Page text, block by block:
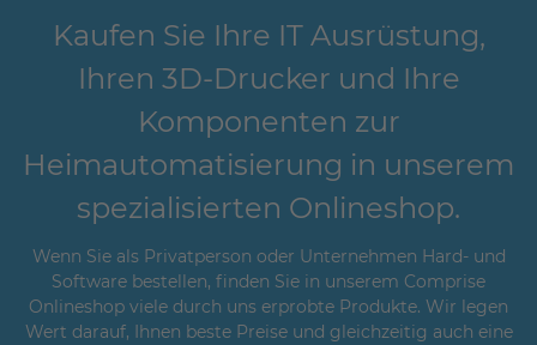
Kaufen Sie Ihre IT Ausrüstung,
Ihren 3D-Drucker und Ihre
Komponenten zur
Heimautomatisierung in unserem
spezialisierten Onlineshop.
Wenn Sie als Privatperson oder Unternehmen Hard- und
Software bestellen, finden Sie in unserem Comprise
Onlineshop viele durch uns erprobte Produkte. Wir legen
Wert darauf, Ihnen beste Preise und gleichzeitig auch eine